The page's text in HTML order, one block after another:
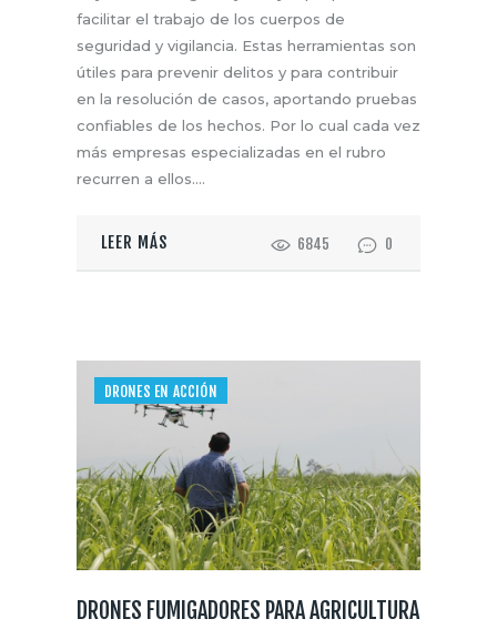
facilitar el trabajo de los cuerpos de
seguridad y vigilancia. Estas herramientas son
útiles para prevenir delitos y para contribuir
en la resolución de casos, aportando pruebas
confiables de los hechos. Por lo cual cada vez
más empresas especializadas en el rubro
recurren a ellos.…
LEER MÁS 6845 0
DRONES EN ACCIÓN
DRONES FUMIGADORES PARA AGRICULTURA